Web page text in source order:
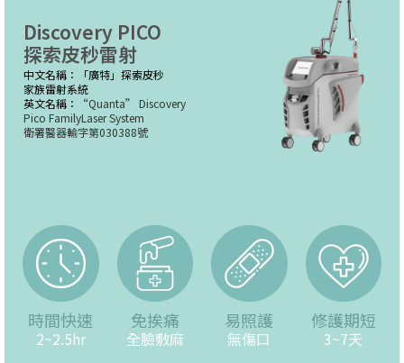
Discovery PICO
探索皮秒雷射
中文名稱：「廣特」探索皮秒
家族雷射系統
英文名稱：
“Quanta” Discovery
Pico FamilyLaser System
衛署醫器輸字第030388號
時間快速
2~2.5hr
免挨痛
全臉敷麻
易照護
無傷口
修護期短
3~7天